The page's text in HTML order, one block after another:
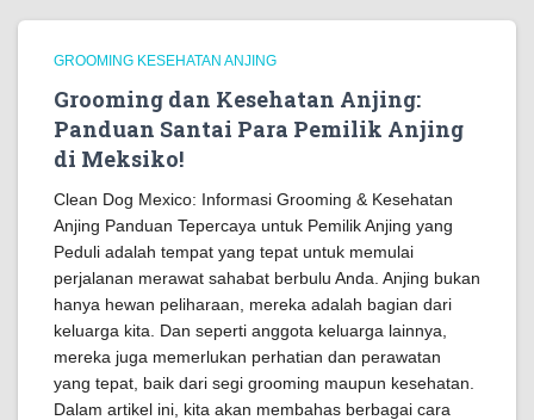
GROOMING KESEHATAN ANJING
Grooming dan Kesehatan Anjing:
Panduan Santai Para Pemilik Anjing
di Meksiko!
Clean Dog Mexico: Informasi Grooming & Kesehatan
Anjing Panduan Tepercaya untuk Pemilik Anjing yang
Peduli adalah tempat yang tepat untuk memulai
perjalanan merawat sahabat berbulu Anda. Anjing bukan
hanya hewan peliharaan, mereka adalah bagian dari
keluarga kita. Dan seperti anggota keluarga lainnya,
mereka juga memerlukan perhatian dan perawatan
yang tepat, baik dari segi grooming maupun kesehatan.
Dalam artikel ini, kita akan membahas berbagai cara